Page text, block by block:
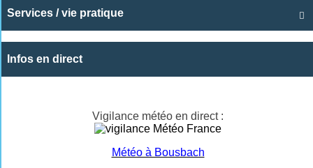

Services / vie pratique
Infos en direct
Vigilance météo en direct :
Météo à Bousbach